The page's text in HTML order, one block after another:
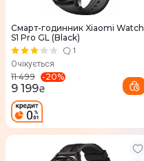
Смарт-годинник Xiaomi Watch
S1 Pro GL (Black)
1
Очікується
11 499 -20%
9 199₴